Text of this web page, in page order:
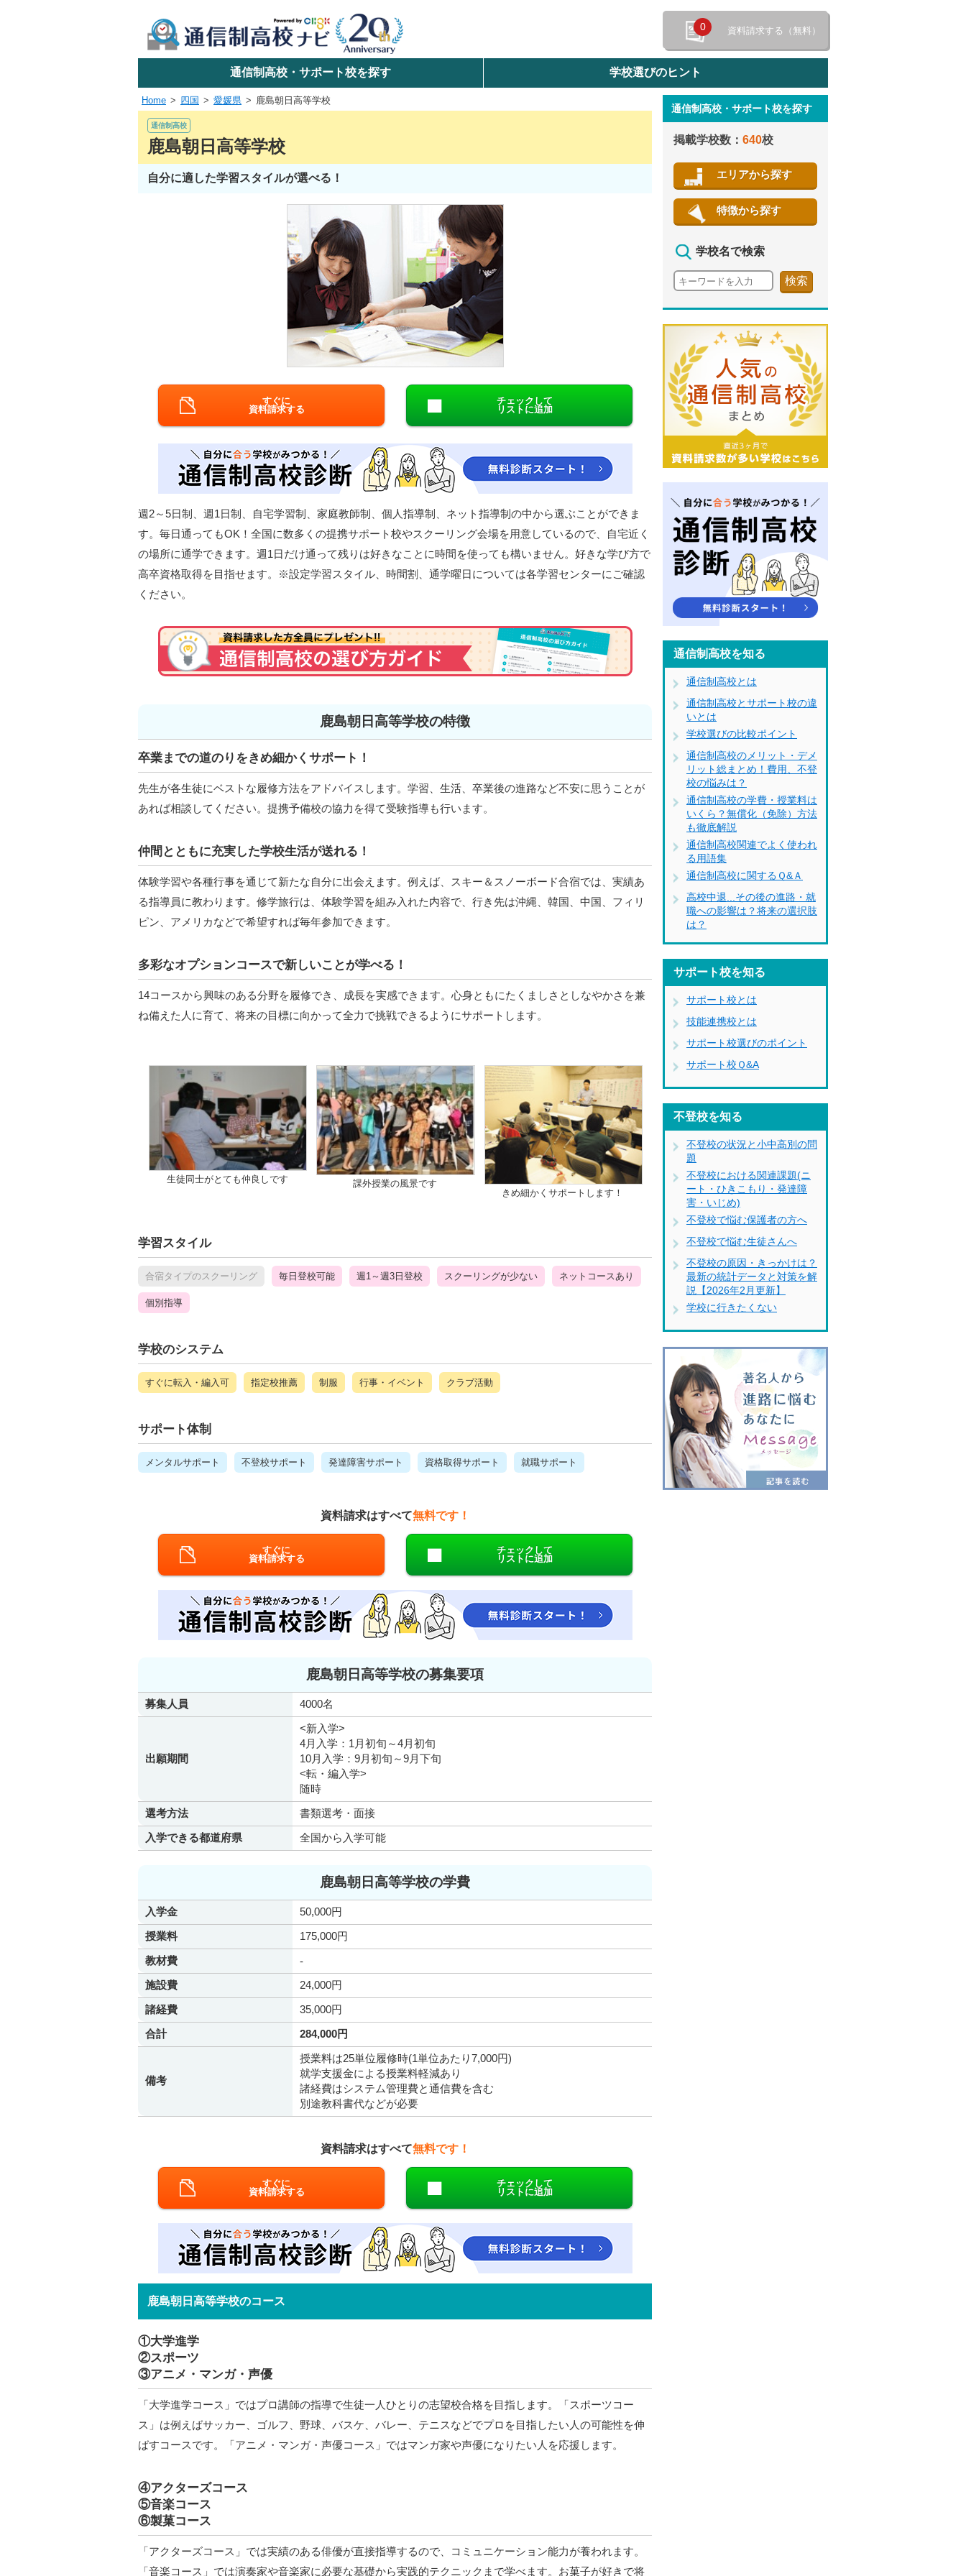
0 資料請求する（無料）
学校名で探す
検索
関東
北陸・甲信越
中国
九州・沖縄
閉じる
通信制高校・サポート校を探す 学校選びのヒント
Home 四国 愛媛県 鹿島朝日高等学校
通信制高校
鹿島朝日高等学校
自分に適した学習スタイルが選べる！
すぐに
資料請求する
チェックして
リストに追加
週2～5日制、週1日制、自宅学習制、家庭教師制、個人指導制、ネット指導制の中から選ぶことができま
す。毎日通ってもOK！全国に数多くの提携サポート校やスクーリング会場を用意しているので、自宅近く
の場所に通学できます。週1日だけ通って残りは好きなことに時間を使っても構いません。好きな学び方で
高卒資格取得を目指せます。※設定学習スタイル、時間割、通学曜日については各学習センターにご確認
ください。
鹿島朝日高等学校の特徴
卒業までの道のりをきめ細かくサポート！
先生が各生徒にベストな履修方法をアドバイスします。学習、生活、卒業後の進路など不安に思うことが
あれば相談してください。提携予備校の協力を得て受験指導も行います。
仲間とともに充実した学校生活が送れる！
体験学習や各種行事を通じて新たな自分に出会えます。例えば、スキー＆スノーボード合宿では、実績あ
る指導員に教わります。修学旅行は、体験学習を組み入れた内容で、行き先は沖縄、韓国、中国、フィリ
ピン、アメリカなどで希望すれば毎年参加できます。
多彩なオプションコースで新しいことが学べる！
14コースから興味のある分野を履修でき、成長を実感できます。心身ともにたくましさとしなやかさを兼
ね備えた人に育て、将来の目標に向かって全力で挑戦できるようにサポートします。
生徒同士がとても仲良しです
課外授業の風景です
きめ細かくサポートします！
学習スタイル
合宿タイプのスクーリング 毎日登校可能 週1～週3日登校 スクーリングが少ない ネットコースあり
個別指導
学校のシステム
すぐに転入・編入可 指定校推薦 制服 行事・イベント クラブ活動
サポート体制
メンタルサポート 不登校サポート 発達障害サポート 資格取得サポート 就職サポート
資料請求はすべて無料です！
すぐに
資料請求する
チェックして
リストに追加
鹿島朝日高等学校の募集要項
募集人員 4000名
出願期間
<新入学>
4月入学：1月初旬～4月初旬
10月入学：9月初旬～9月下旬
<転・編入学>
随時
選考方法
書類選考・面接
入学できる都道府県
全国から入学可能
鹿島朝日高等学校の学費
入学金
50,000円
授業料
175,000円
教材費
-
施設費
24,000円
諸経費
35,000円
合計
284,000円
備考
授業料は25単位履修時(1単位あたり7,000円)
就学支援金による授業料軽減あり
諸経費はシステム管理費と通信費を含む
別途教科書代などが必要
資料請求はすべて無料です！
すぐに
資料請求する
チェックして
リストに追加
鹿島朝日高等学校のコース
①大学進学
②スポーツ
③アニメ・マンガ・声優
「大学進学コース」ではプロ講師の指導で生徒一人ひとりの志望校合格を目指します。「スポーツコー
ス」は例えばサッカー、ゴルフ、野球、バスケ、バレー、テニスなどでプロを目指したい人の可能性を伸
ばすコースです。「アニメ・マンガ・声優コース」ではマンガ家や声優になりたい人を応援します。
④アクターズコース
⑤音楽コース
⑥製菓コース
「アクターズコース」では実績のある俳優が直接指導するので、コミュニケーション能力が養われます。
「音楽コース」では演奏家や音楽家に必要な基礎から実践的テクニックまで学べます。お菓子が好きで将
通信制高校・サポート校を探す
掲載学校数： 640校
エリアから探す
特徴から探す
学校名で検索
通信制高校を知る
通信制高校とは
通信制高校とサポート校の違
いとは
学校選びの比較ポイント
通信制高校のメリット・デメ
リット総まとめ！費用、不登
校の悩みは？
通信制高校の学費・授業料は
いくら？無償化（免除）方法
も徹底解説
通信制高校関連でよく使われ
る用語集
通信制高校に関するＱ&Ａ
高校中退...その後の進路・就
職への影響は？将来の選択肢
は？
サポート校を知る
サポート校とは
技能連携校とは
サポート校選びのポイント
サポート校Ｑ&A
不登校を知る
不登校の状況と小中高別の問
題
不登校における関連課題(ニ
ート・ひきこもり・発達障
害・いじめ)
不登校で悩む保護者の方へ
不登校で悩む生徒さんへ
不登校の原因・きっかけは？
最新の統計データと対策を解
説【2026年2月更新】
学校に行きたくない